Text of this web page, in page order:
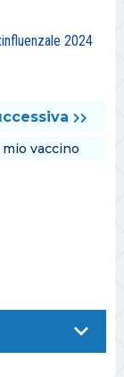
2024
vaccino